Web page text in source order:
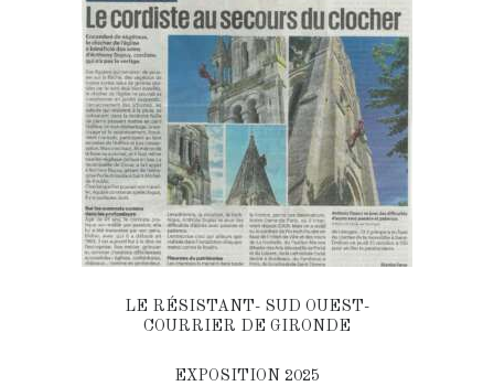
LE RÉSISTANT- SUD OUEST-
COURRIER DE GIRONDE
EXPOSITION 2025